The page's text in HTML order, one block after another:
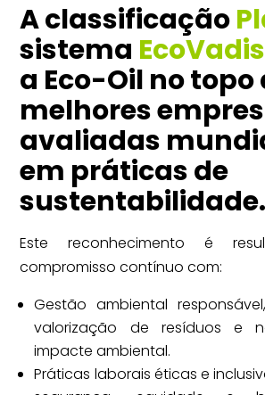
A classificação
sistema EcoVadis
a Eco-Oil no topo
melhores
avaliadas
em práticas de
sustentabilidade.
Este reconhecimento é
compromisso contínuo com:
Gestão ambiental
valorização de resíduos e
impacte ambiental.
Práticas laborais éticas e